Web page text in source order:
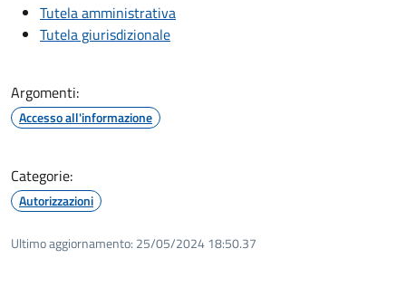
Tutela amministrativa
Tutela giurisdizionale
Argomenti:
Accesso all'informazione
Categorie:
Autorizzazioni
Ultimo aggiornamento: 25/05/2024 18:50.37